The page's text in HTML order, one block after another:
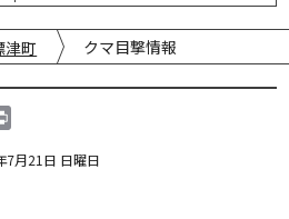
津町 クマ目撃情報
i
7月21日 日曜日